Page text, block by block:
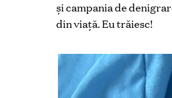
și campania de
din viață. Eu trăiesc!